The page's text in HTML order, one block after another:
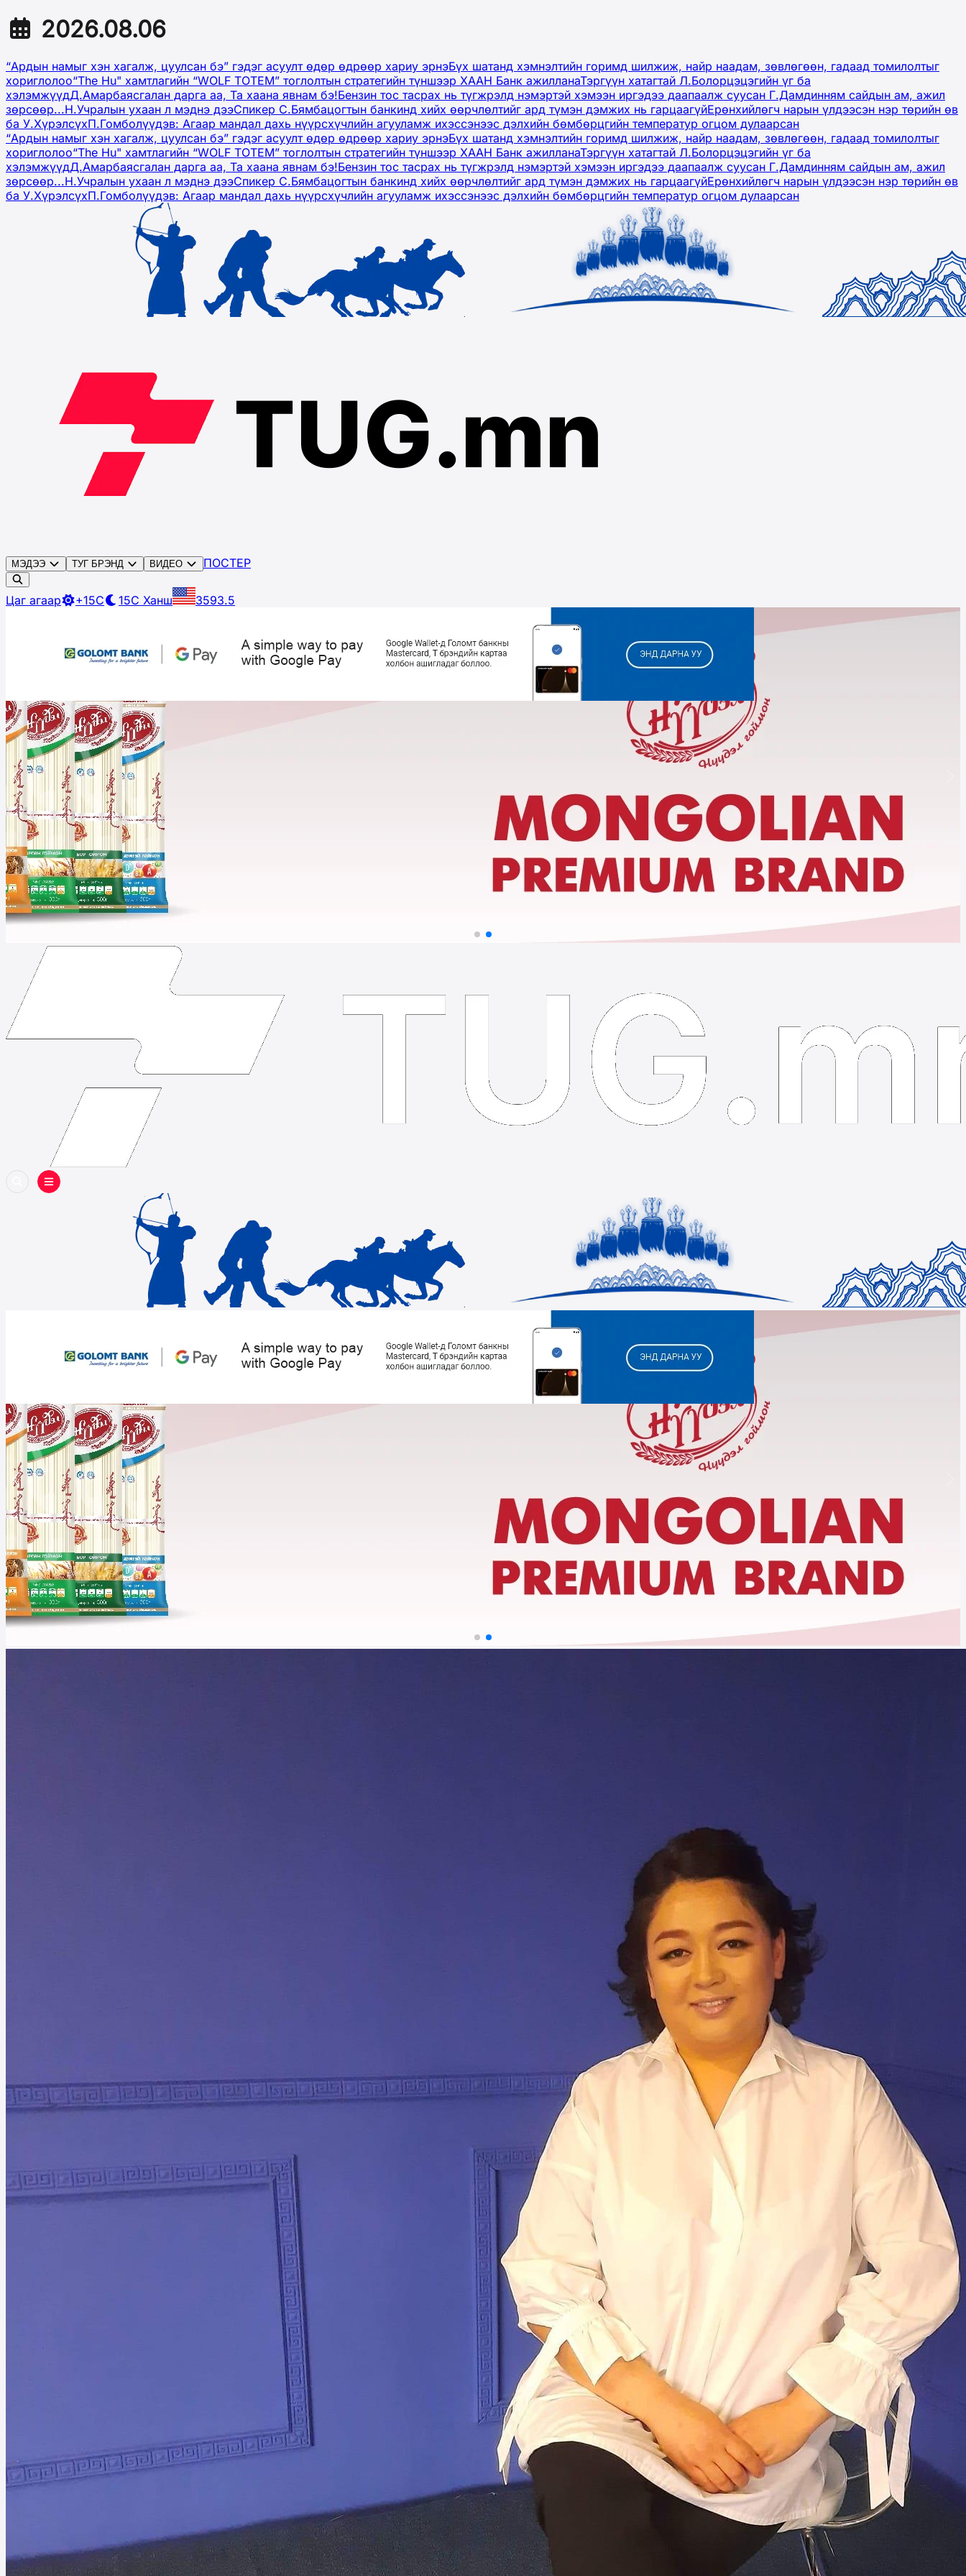
2026.08.06
“Ардын намыг хэн хагалж, цуулсан бэ” гэдэг асуулт өдөр өдрөөр хариу эрнэБүх шатанд хэмнэлтийн горимд шилжиж, найр наадам, зөвлөгөөн, гадаад томилолтыг
хориглолоо“The Hu" хамтлагийн “WOLF TOTEM” тоглолтын стратегийн түншээр ХААН Банк ажилланаТэргүүн хатагтай Л.Болорцэцэгийн үг ба
хэлэмжүүдД.Амарбаясгалан дарга аа, Та хаана явнам бэ!Бензин тос тасрах нь түгжрэлд нэмэртэй хэмээн иргэдээ даапаалж суусан Г.Дамдинням сайдын ам, ажил
зөрсөөр...Н.Учралын ухаан л мэднэ дээСпикер С.Бямбацогтын банкинд хийх өөрчлөлтийг ард түмэн дэмжих нь гарцаагүйЕрөнхийлөгч нарын үлдээсэн нэр төрийн өв
ба У.ХүрэлсүхП.Гомболүүдэв: Агаар мандал дахь нүүрсхүчлийн агууламж ихэссэнээс дэлхийн бөмбөрцгийн температур огцом дулаарсан
“Ардын намыг хэн хагалж, цуулсан бэ” гэдэг асуулт өдөр өдрөөр хариу эрнэБүх шатанд хэмнэлтийн горимд шилжиж, найр наадам, зөвлөгөөн, гадаад томилолтыг
хориглолоо“The Hu" хамтлагийн “WOLF TOTEM” тоглолтын стратегийн түншээр ХААН Банк ажилланаТэргүүн хатагтай Л.Болорцэцэгийн үг ба
хэлэмжүүдД.Амарбаясгалан дарга аа, Та хаана явнам бэ!Бензин тос тасрах нь түгжрэлд нэмэртэй хэмээн иргэдээ даапаалж суусан Г.Дамдинням сайдын ам, ажил
зөрсөөр...Н.Учралын ухаан л мэднэ дээСпикер С.Бямбацогтын банкинд хийх өөрчлөлтийг ард түмэн дэмжих нь гарцаагүйЕрөнхийлөгч нарын үлдээсэн нэр төрийн өв
ба У.ХүрэлсүхП.Гомболүүдэв: Агаар мандал дахь нүүрсхүчлийн агууламж ихэссэнээс дэлхийн бөмбөрцгийн температур огцом дулаарсан
МЭДЭЭ ТУГ БРЭНД ВИДЕО ПОСТЕР
Цаг агаар +15C 15C Ханш 3593.5